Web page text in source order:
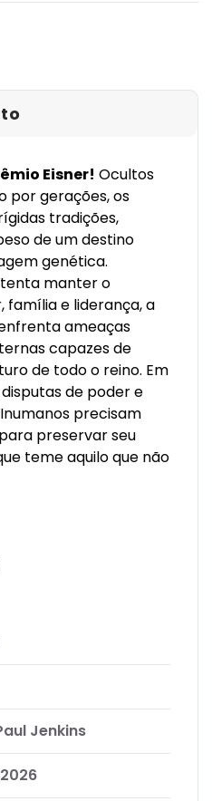
Eisner! Ocultos
por gerações, os
tradições,
de um destino
genética.
tenta manter o
família e liderança, a
ameaças
capazes de
de todo o reino. Em
de poder e
precisam
preservar seu
teme aquilo que não
Jenkins